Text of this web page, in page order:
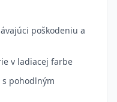
poškodeniu a
v ladiacej farbe
s pohodlným